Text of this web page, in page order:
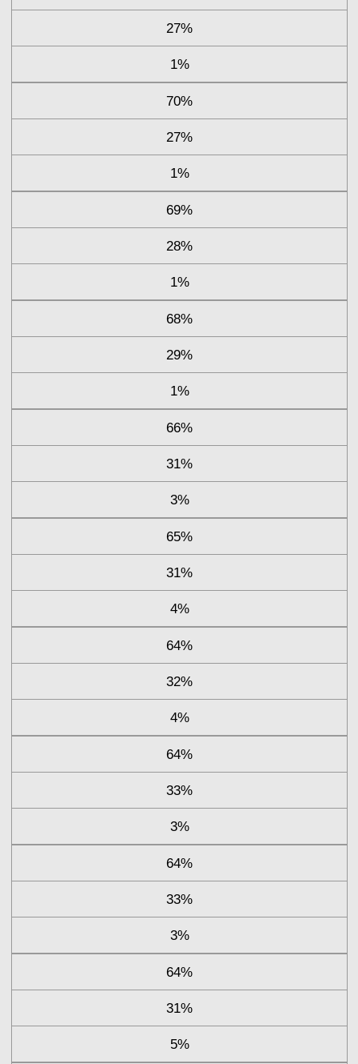
27%
1%
70%
27%
1%
69%
28%
1%
68%
29%
1%
66%
31%
3%
65%
31%
4%
64%
32%
4%
64%
33%
3%
64%
33%
3%
64%
31%
5%